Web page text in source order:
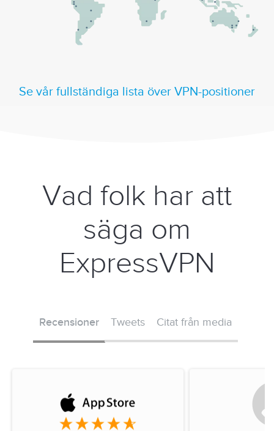
Se vår fullständiga lista över VPN-positioner
Vad folk har att
säga om
ExpressVPN
Recensioner Tweets Citat från media